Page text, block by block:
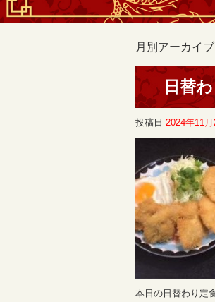
月別アーカイ
日替
投稿日 2024年11月
本日の日替わり定